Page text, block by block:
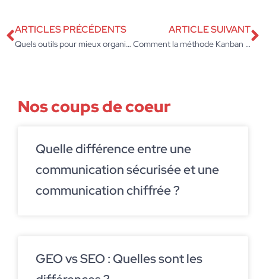
ARTICLES PRÉCÉDENTS
Quels outils pour mieux organiser son entreprise ?
ARTICLE SUIVANT
Comment la méthode Kanban peut contribuer à optimiser votre marketing ?
Nos coups de coeur
Quelle différence entre une
communication sécurisée et une
communication chiffrée ?
GEO vs SEO : Quelles sont les